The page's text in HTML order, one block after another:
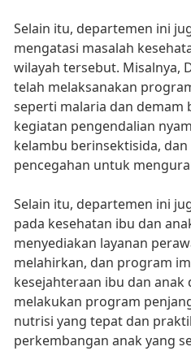
Selain itu, departemen ini
mengatasi masalah
wilayah tersebut. Misalnya,
telah melaksanakan
seperti malaria dan demam
kegiatan pengendalian
kelambu berinsektisida,
pencegahan untuk
Selain itu, departemen ini
pada kesehatan ibu dan
menyediakan layanan
melahirkan, dan program
kesejahteraan ibu dan
melakukan program
nutrisi yang tepat dan
perkembangan anak yang